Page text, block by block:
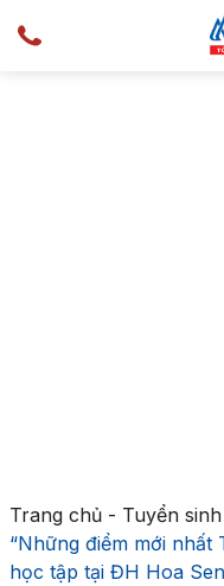
Trang chủ- Tuyển sinh
“Những điểm mới nhất
học tập tại ĐH Hoa